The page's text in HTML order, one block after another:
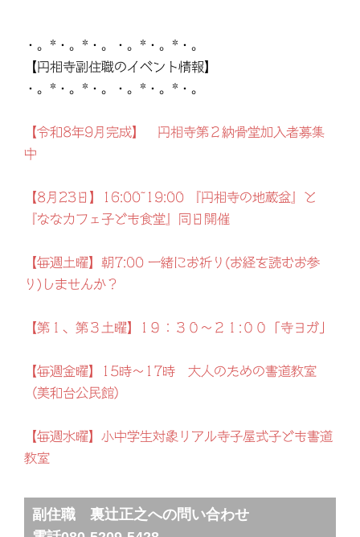
・。*・。*・。・。*・。*・。
【円相寺副住職のイベント情報】
・。*・。*・。・。*・。*・。
【令和8年9月完成】 円相寺第２納骨堂加入者募集
中
【8月23日】16:00~19:00 『円相寺の地蔵盆』と
『ななカフェ子ども食堂』同日開催
【毎週土曜】朝7:00 一緒にお祈り(お経を読むお参
り)しませんか？
【第１、第３土曜】1９：３０～２１:００「寺ヨガ」
【毎週金曜】15時～17時 大人のための書道教室
（美和台公民館）
【毎週水曜】小中学生対象リアル寺子屋式子ども書道
教室